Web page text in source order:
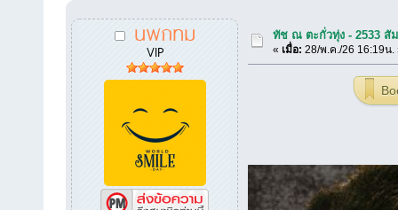
นพกทม
VIP
ทัช ณ ตะกั่วทุ่ง - 2533 สั
« เมื่อ: 28/พ.ค./26 16:19น.